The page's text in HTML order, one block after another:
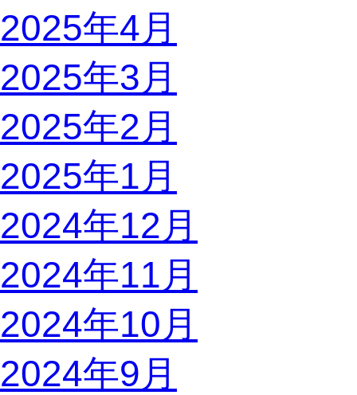
2025年4月
2025年3月
2025年2月
2025年1月
2024年12月
2024年11月
2024年10月
2024年9月